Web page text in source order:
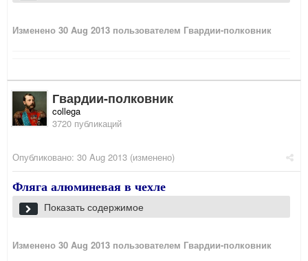
Изменено 30 Aug 2013 пользователем Гвардии-полковник
Гвардии-полковник
collega
3720 публикаций
Опубликовано: 30 Aug 2013 (изменено)
Фляга алюминевая в чехле
Показать содержимое
Изменено 30 Aug 2013 пользователем Гвардии-полковник